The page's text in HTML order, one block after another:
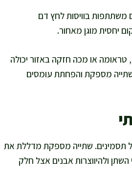
משתתפות בוויסות לחץ דם
יחסית מוגן מאחור.
או מכה חזקה באזור יכולה
שתייה מספקת והפחתת עומסים
תסמינים. שתייה מספקת מדללת את
השתן ולהיווצרות אבנים אצל חלק